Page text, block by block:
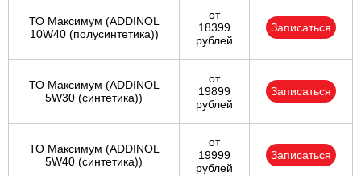
ТО Максимум (ADDINOL
10W40 (полусинтетика))
от
18399
рублей
Записаться
ТО Максимум (ADDINOL
5W30 (синтетика))
от
19899
рублей
Записаться
ТО Максимум (ADDINOL
5W40 (синтетика))
от
19999
рублей
Записаться